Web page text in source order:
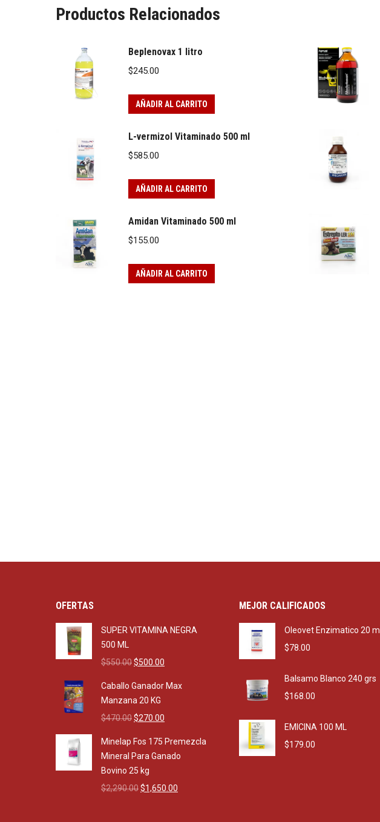
Productos Relacionados
Beplenovax 1 litro
$245.00
AÑADIR AL CARRITO
L-vermizol Vitaminado 500 ml
$585.00
AÑADIR AL CARRITO
Amidan Vitaminado 500 ml
$155.00
AÑADIR AL CARRITO
OFERTAS
SUPER VITAMINA NEGRA
500 ML
$550.00Original
was:
$550.00.
$500.00
is:
Caballo Ganador Max
Manzana 20 KG
$470.00Original
was:
$470.00.
$270.00
is:
$270.00.
Minelap Fos 175 Premezcla
Mineral Para Ganado
Bovino 25 kg
$2,290.00Original
$1,650.00
MEJOR CALIFICADOS
Oleovet Enzimatico 20 ml
$78.00
Balsamo Blanco 240 grs
$168.00
EMICINA 100 ML
$179.00